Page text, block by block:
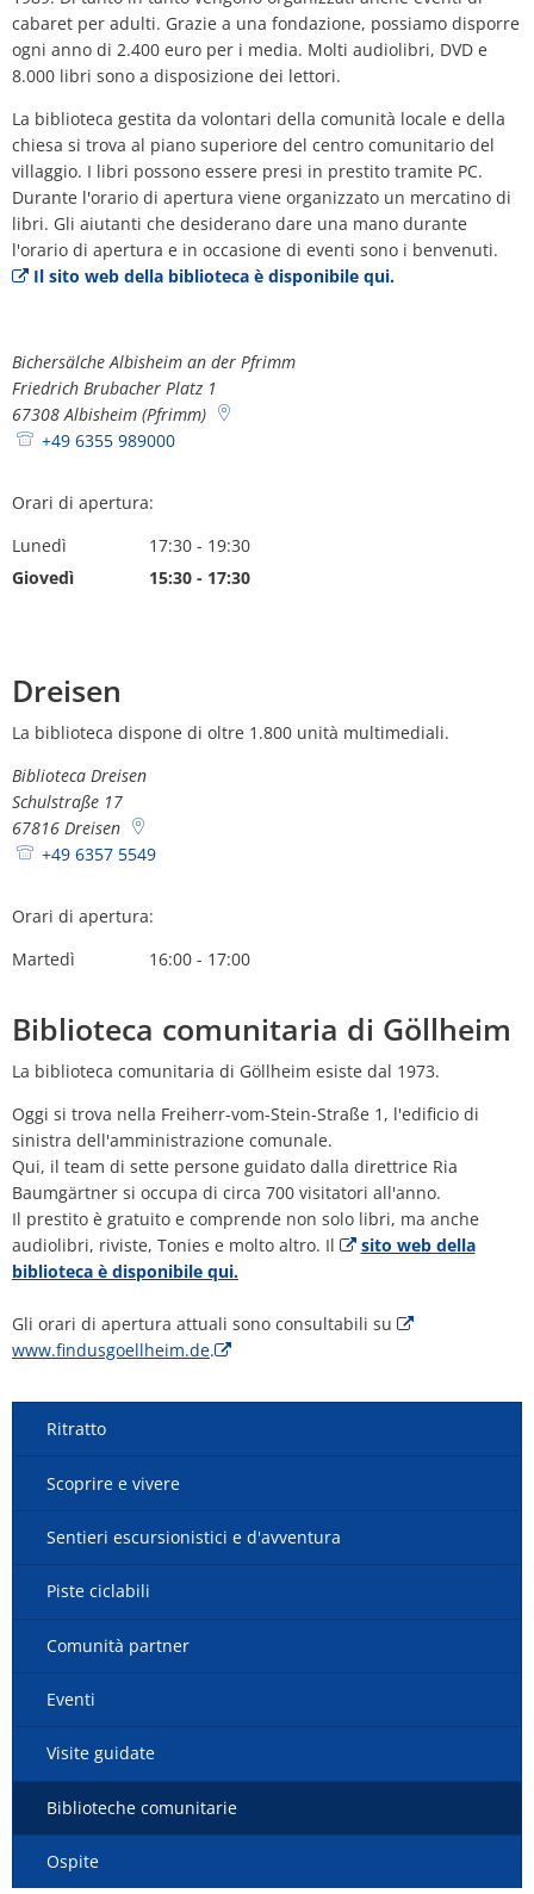
Piano d'azione sul rumore
Ambiente
Misure di ammodernamento/
Pianificazione termica comunale
Progetti
Contatto VG
Ottersheim
Standenbühl
Weitersweiler
Zellertal
cabaret per adulti. Grazie a una fondazione, possiamo disporre
ogni anno di 2.400 euro per i media. Molti audiolibri, DVD e
8.000 libri sono a disposizione dei lettori.
La biblioteca gestita da volontari della comunità locale e della
chiesa si trova al piano superiore del centro comunitario del
villaggio. I libri possono essere presi in prestito tramite PC.
Durante l'orario di apertura viene organizzato un mercatino di
libri. Gli aiutanti che desiderano dare una mano durante
l'orario di apertura e in occasione di eventi sono i benvenuti.
Il sito web della biblioteca è disponibile qui.
Bichersälche Albisheim an der Pfrimm
Friedrich Brubacher Platz 1
67308 Albisheim (Pfrimm)
+49 6355 989000
Orari di apertura:
Lunedì
17:30 - 19:30
Dalle 17:30 alle 19:30
Giovedì 15:30 - 17:30
Dreisen
La biblioteca dispone di oltre 1.800 unità multimediali.
Biblioteca Dreisen
Schulstraße 17
67816 Dreisen
+49 6357 5549
Orari di apertura:
Martedì
16:00 - 17:00
Biblioteca comunitaria di Göllheim
La biblioteca comunitaria di Göllheim esiste dal 1973.
Oggi si trova nella Freiherr-vom-Stein-Straße 1, l'edificio di
sinistra dell'amministrazione comunale.
Qui, il team di sette persone guidato dalla direttrice Ria
Baumgärtner si occupa di circa 700 visitatori all'anno.
Il prestito è gratuito e comprende non solo libri, ma anche
audiolibri, riviste, Tonies e molto altro. Il
sito web della
biblioteca è disponibile qui.
Gli orari di apertura attuali sono consultabili su
www.findusgoellheim.de.
Ritratto
Scoprire e vivere
Sentieri escursionistici e d'avventura
Piste ciclabili
Comunità partner
Eventi
Visite guidate
Biblioteche comunitarie
Ospite